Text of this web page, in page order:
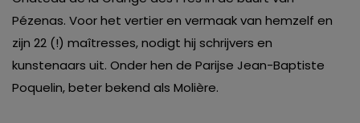
Pézenas. Voor het vertier en vermaak van hemzelf en
zijn 22 (!) maîtresses, nodigt hij schrijvers en
kunstenaars uit. Onder hen de Parijse Jean-Baptiste
Poquelin, beter bekend als Molière.